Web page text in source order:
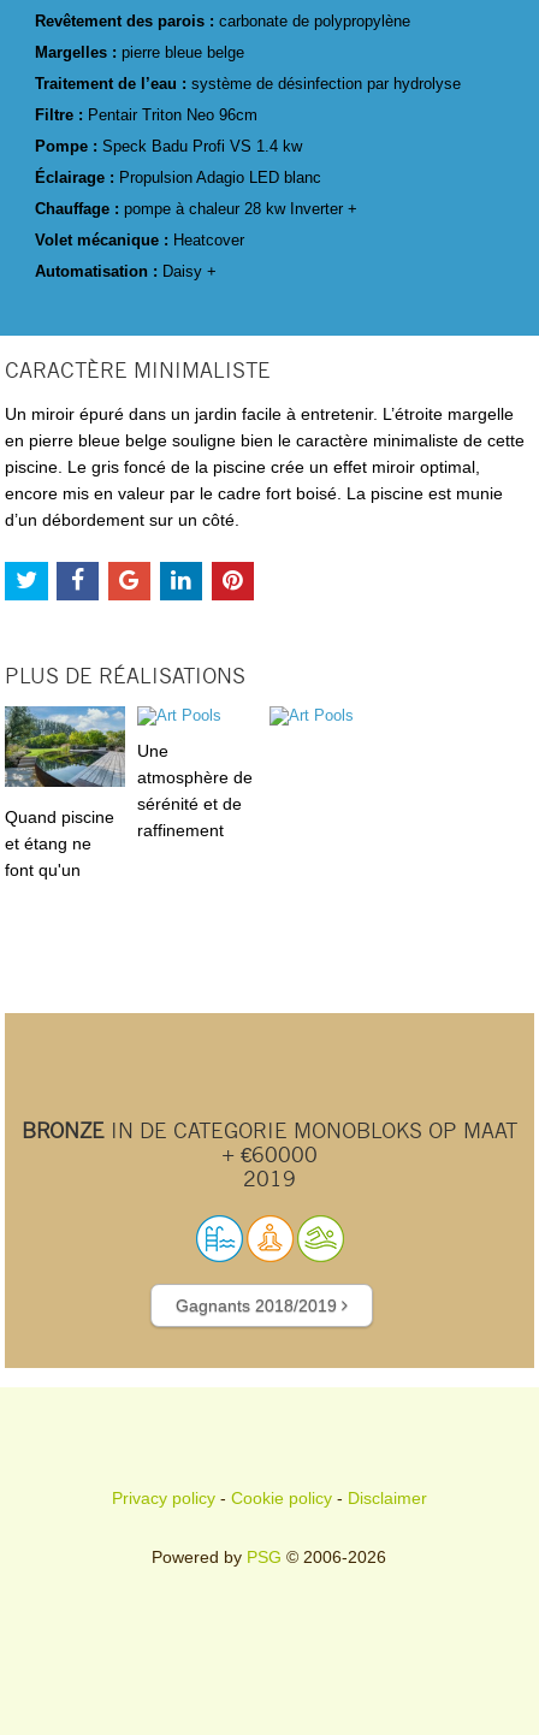
Revêtement des parois :carbonate de polypropylène
Margelles :pierre bleue belge
Traitement de l’eau :système de désinfection par hydrolyse
Filtre : Pentair Triton Neo 96cm
Pompe :Speck Badu Profi VS 1.4 kw
Éclairage : Propulsion Adagio LED blanc
Chauffage : pompe à chaleur 28 kw Inverter +
Volet mécanique : Heatcover
Automatisation : Daisy +
CARACTÈRE MINIMALISTE
Un miroir épuré dans un jardin facile à entretenir. L’étroite margelle
en pierre bleue belge souligne bien le caractère minimaliste de cette
piscine. Le gris foncé de la piscine crée un effet miroir optimal,
encore mis en valeur par le cadre fort boisé. La piscine est munie
d’un débordement sur un côté.
PLUS DE RÉALISATIONS
Quand piscine
et étang ne
font qu'un
Une
atmosphère de
sérénité et de
raffinement
BRONZEIN DE CATEGORIE MONOBLOKS OP MAAT
+ €60000
2019
Gagnants 2018/2019
Privacy policy- Cookie policy- Disclaimer
Powered by PSG © 2006-2026